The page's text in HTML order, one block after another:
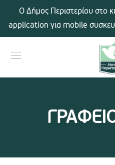
Ο Δήμος Περιστερίου στο
application για mobile